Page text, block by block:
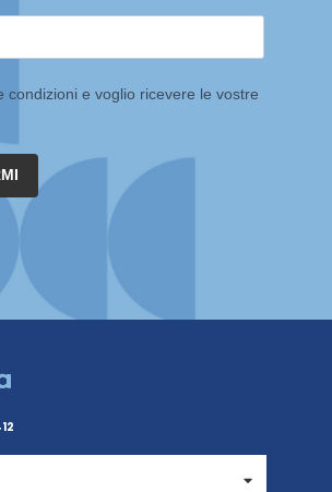
condizioni e voglio ricevere le vostre